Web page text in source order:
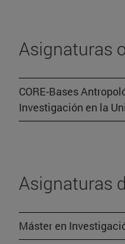
Asignaturas
CORE-Bases
Investigación en la
Asignaturas
Máster en